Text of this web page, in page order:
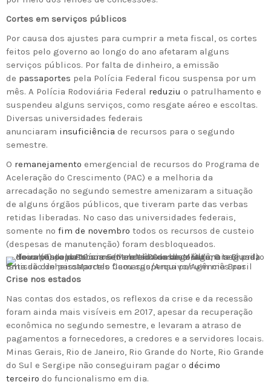
Cortes em serviços públicos
Por causa dos ajustes para cumprir a meta fiscal, os cortes
feitos pelo governo ao longo do ano afetaram alguns
serviços públicos. Por falta de dinheiro, a emissão
de passaportes pela Polícia Federal ficou suspensa por um
mês. A Polícia Rodoviária Federal reduziu o patrulhamento e
suspendeu alguns serviços, como resgate aéreo e escoltas.
Diversas universidades federais
anunciaram insuficiência de recursos para o segundo
semestre.
O remanejamento emergencial de recursos do Programa de
Aceleração do Crescimento (PAC) e a melhoria da
arrecadação no segundo semestre amenizaram a situação
de alguns órgãos públicos, que tiveram parte das verbas
retidas liberadas. No caso das universidades federais,
somente no fim de novembro todos os recursos de custeio
(despesas de manutenção) foram desbloqueados.
Emissão de passaportes ficou suspensa por um mês por falta de dinheiroMarcelo Camargo/Arquivo/Agência Brasil
Crise nos estados
Nas contas dos estados, os reflexos da crise e da recessão
foram ainda mais visíveis em 2017, apesar da recuperação
econômica no segundo semestre, e levaram a atraso de
pagamentos a fornecedores, a credores e a servidores locais.
Minas Gerais, Rio de Janeiro, Rio Grande do Norte, Rio Grande
do Sul e Sergipe não conseguiram pagar o décimo
terceiro do funcionalismo em dia.